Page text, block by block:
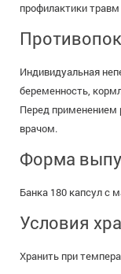
профилактики
Индивидуальная
беременность,
Перед применением
врачом.
Форма
Банка 180 капсул с
Условия
Хранить при